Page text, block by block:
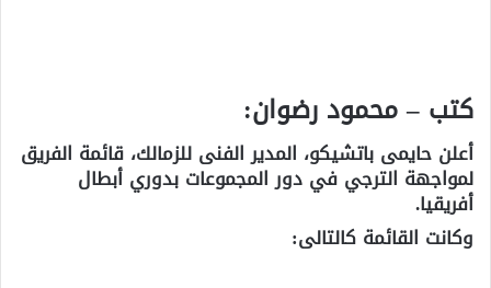
كتب – محمود رضوان:
أعلن حايمى باتشيكو، المدير الفنى للزمالك، ‏قائمة الفريق
لمواجهة الترجي في دور المجموعات بدوري أبطال
أفريقيا.
وكانت القائمة كالتالى: